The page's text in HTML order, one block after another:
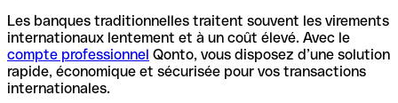
Les banques traditionnelles traitent souvent les virements
internationaux lentement et à un coût élevé. Avec le
compte professionnel Qonto, vous disposez d’une solution
rapide, économique et sécurisée pour vos transactions
internationales.